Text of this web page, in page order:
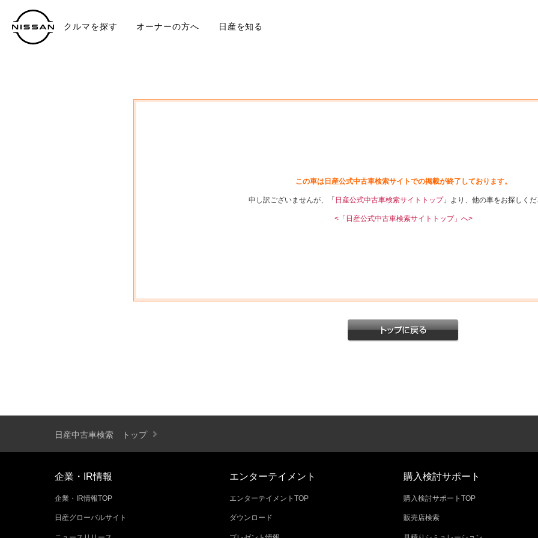
クルマを探す オーナーの方へ 日産を知る
この車は日産公式中古車検索サイトでの掲載が終了しております。
申し訳ございませんが、「 日産公式中古車検索サイトトップ」より、他の車をお探しくだ
<「日産公式中古車検索サイトトップ」へ>
日産中古車検索 トップ
企業・IR情報
企業・IR情報TOP
日産グローバルサイト
エンターテイメント
エンターテイメントTOP
ダウンロード
購入検討サポート
購入検討サポートTOP
販売店検索